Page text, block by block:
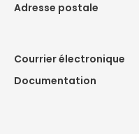
Adresse postale
Courrier électronique
Documentation